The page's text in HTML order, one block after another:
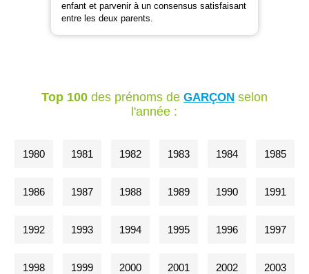
enfant et parvenir à un consensus satisfaisant
entre les deux parents.
Top 100des prénoms de GARÇONselon
l'année :
1980 1981 1982 1983 1984 1985
1986 1987 1988 1989 1990 1991
1992 1993 1994 1995 1996 1997
1998 1999 2000 2001 2002 2003